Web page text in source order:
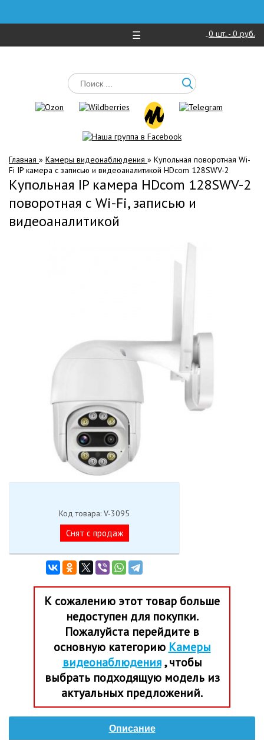
☰ 0 шт. - 0 руб.
Главная » Камеры видеонаблюдения » Купольная поворотная Wi-
Fi IP камера с записью и видеоаналитикой HDcom 128SWV-2
Купольная IP камера HDcom 128SWV-2
поворотная с Wi-Fi, записью и
видеоаналитикой
Код товара: V-3095
Cнят с продаж
К сожалению этот товар больше
недоступен для покупки.
Пожалуйста перейдите в
основную категорию Камеры
видеонаблюдения, чтобы
выбрать подходящую модель из
актуальных предложений.
Описание